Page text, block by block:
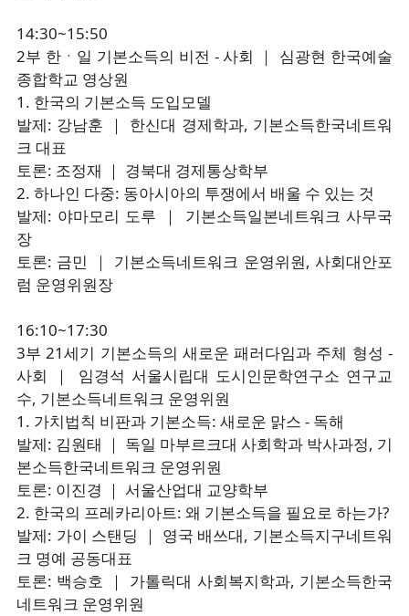
14:30~15:50
2부 한ㆍ일 기본소득의 비전 - 사회 ｜ 심광현 한국예술
종합학교 영상원
1. 한국의 기본소득 도입모델
발제: 강남훈 ｜ 한신대 경제학과, 기본소득한국네트워
크 대표
토론: 조정재 ｜ 경북대 경제통상학부
2. 하나인 다중: 동아시아의 투쟁에서 배울 수 있는 것
발제: 야마모리 도루 ｜ 기본소득일본네트워크 사무국
장
토론: 금민 ｜ 기본소득네트워크 운영위원, 사회대안포
럼 운영위원장
16:10~17:30
3부 21세기 기본소득의 새로운 패러다임과 주체 형성 -
사회 ｜ 임경석 서울시립대 도시인문학연구소 연구교
수, 기본소득네트워크 운영위원
1. 가치법칙 비판과 기본소득: 새로운 맑스 - 독해
발제: 김원태 ｜ 독일 마부르크대 사회학과 박사과정, 기
본소득한국네트워크 운영위원
토론: 이진경 ｜ 서울산업대 교양학부
2. 한국의 프레카리아트: 왜 기본소득을 필요로 하는가?
발제: 가이 스탠딩 ｜ 영국 배쓰대, 기본소득지구네트워
크 명예 공동대표
토론: 백승호 ｜ 가톨릭대 사회복지학과, 기본소득한국
네트워크 운영위원